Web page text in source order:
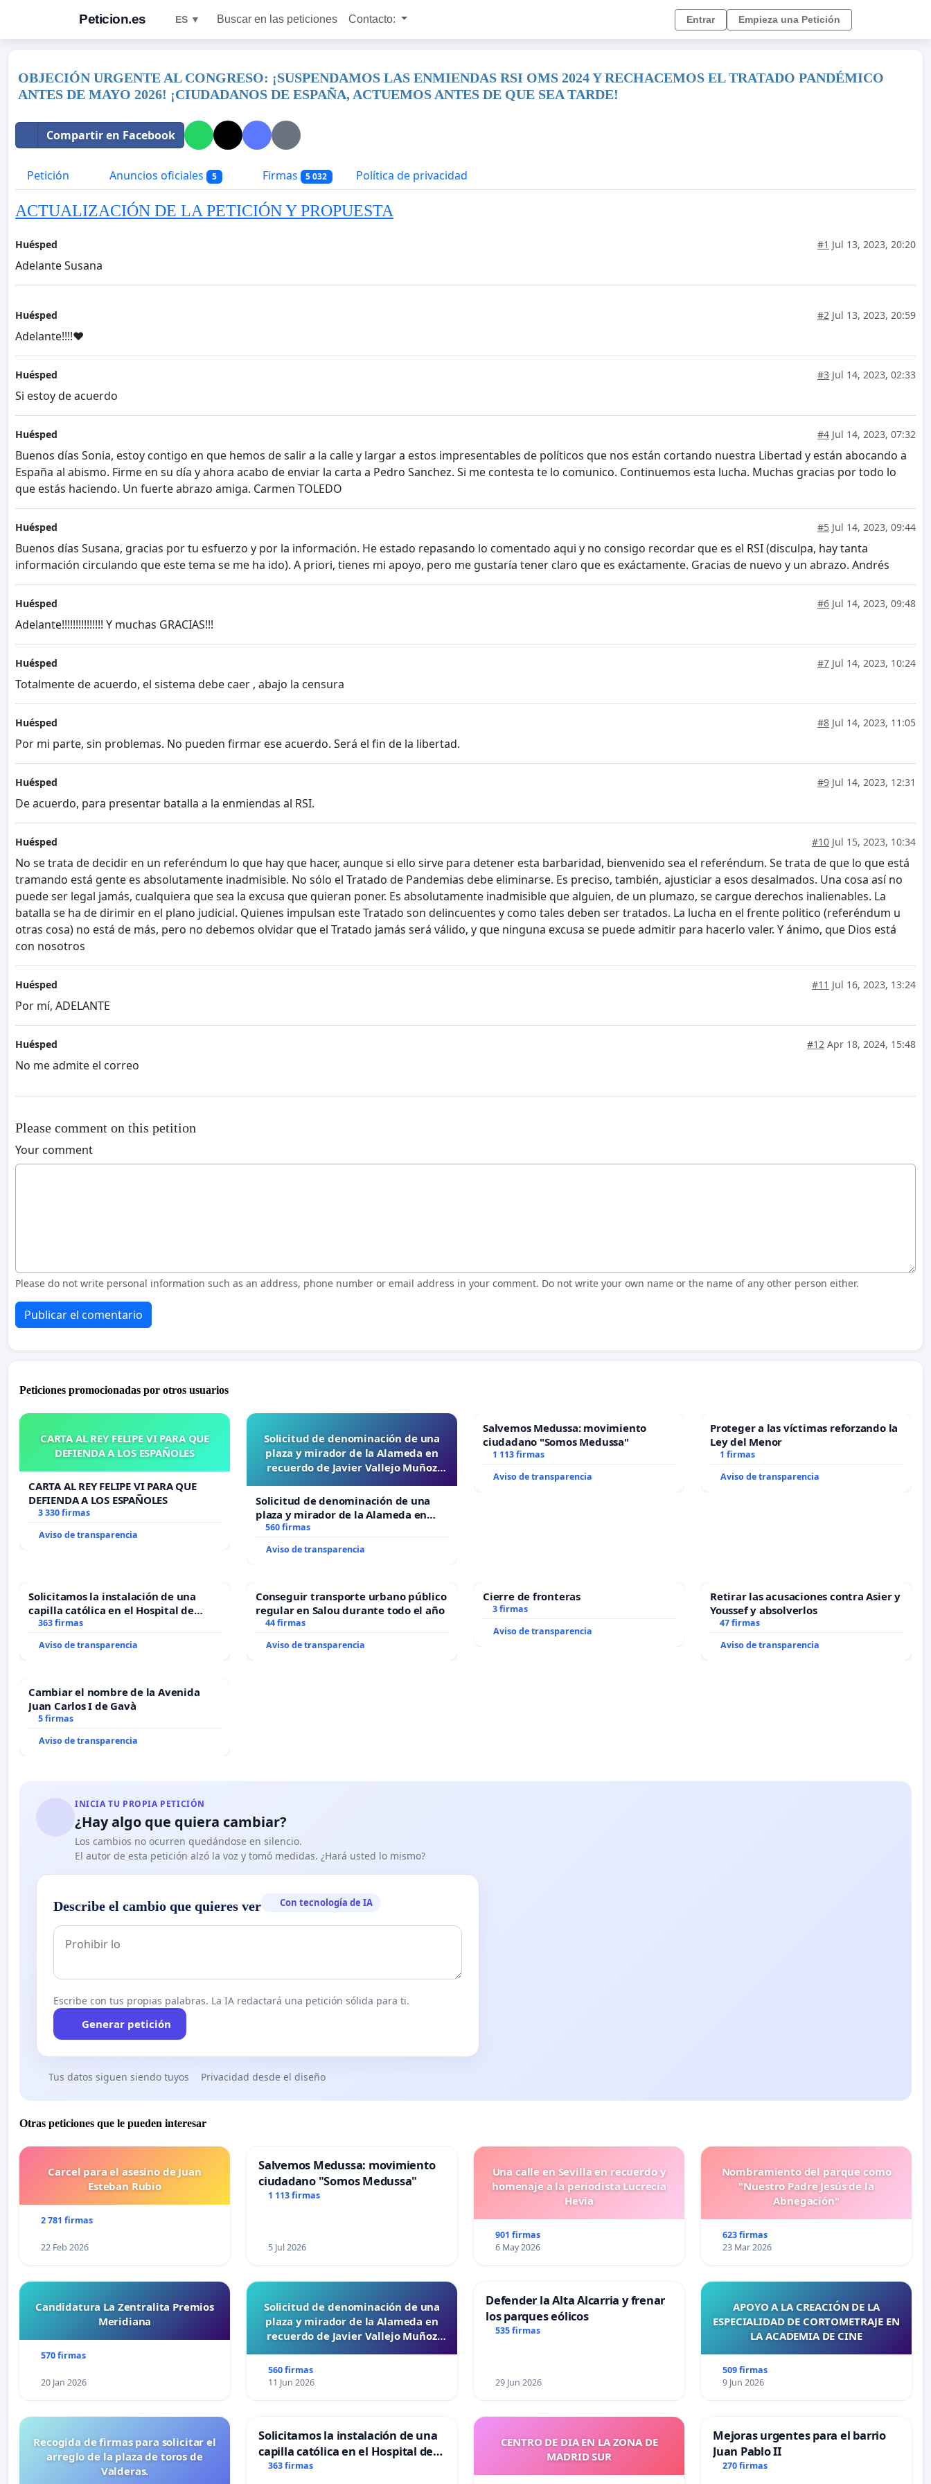
Peticion.es ES ▼ Buscar en las peticiones Contacto: Entrar Empieza una Petición
OBJECIÓN URGENTE AL CONGRESO: ¡SUSPENDAMOS LAS ENMIENDAS RSI OMS 2024 Y RECHACEMOS EL TRATADO PANDÉMICO
ANTES DE MAYO 2026! ¡CIUDADANOS DE ESPAÑA, ACTUEMOS ANTES DE QUE SEA TARDE!
Compartir en Facebook
Petición Anuncios oficiales 5 Firmas 5 032 Política de privacidad
ACTUALIZACIÓN DE LA PETICIÓN Y PROPUESTA
Huésped #1 Jul 13, 2023, 20:20
Adelante Susana
Huésped #2 Jul 13, 2023, 20:59
Adelante!!!!❤️
Huésped #3 Jul 14, 2023, 02:33
Si estoy de acuerdo
Huésped #4 Jul 14, 2023, 07:32
Buenos días Sonia, estoy contigo en que hemos de salir a la calle y largar a estos impresentables de políticos que nos están cortando nuestra Libertad y están abocando a
España al abismo. Firme en su día y ahora acabo de enviar la carta a Pedro Sanchez. Si me contesta te lo comunico. Continuemos esta lucha. Muchas gracias por todo lo
que estás haciendo. Un fuerte abrazo amiga. Carmen TOLEDO
Huésped #5 Jul 14, 2023, 09:44
Buenos días Susana, gracias por tu esfuerzo y por la información. He estado repasando lo comentado aqui y no consigo recordar que es el RSI (disculpa, hay tanta
información circulando que este tema se me ha ido). A priori, tienes mi apoyo, pero me gustaría tener claro que es exáctamente. Gracias de nuevo y un abrazo. Andrés
Huésped #6 Jul 14, 2023, 09:48
Adelante!!!!!!!!!!!!!!! Y muchas GRACIAS!!!
Huésped #7 Jul 14, 2023, 10:24
Totalmente de acuerdo, el sistema debe caer , abajo la censura
Huésped #8 Jul 14, 2023, 11:05
Por mi parte, sin problemas. No pueden firmar ese acuerdo. Será el fin de la libertad.
Huésped #9 Jul 14, 2023, 12:31
De acuerdo, para presentar batalla a la enmiendas al RSI.
Huésped #10 Jul 15, 2023, 10:34
No se trata de decidir en un referéndum lo que hay que hacer, aunque si ello sirve para detener esta barbaridad, bienvenido sea el referéndum. Se trata de que lo que está
tramando está gente es absolutamente inadmisible. No sólo el Tratado de Pandemias debe eliminarse. Es preciso, también, ajusticiar a esos desalmados. Una cosa así no
puede ser legal jamás, cualquiera que sea la excusa que quieran poner. Es absolutamente inadmisible que alguien, de un plumazo, se cargue derechos inalienables. La
batalla se ha de dirimir en el plano judicial. Quienes impulsan este Tratado son delincuentes y como tales deben ser tratados. La lucha en el frente politico (referéndum u
otras cosa) no está de más, pero no debemos olvidar que el Tratado jamás será válido, y que ninguna excusa se puede admitir para hacerlo valer. Y ánimo, que Dios está
con nosotros
Huésped #11 Jul 16, 2023, 13:24
Por mí, ADELANTE
Huésped #12 Apr 18, 2024, 15:48
No me admite el correo
Please comment on this petition
Your comment
Please do not write personal information such as an address, phone number or email address in your comment. Do not write your own name or the name of any other person either.
Publicar el comentario
Peticiones promocionadas por otros usuarios
CARTA AL REY FELIPE VI PARA QUE
DEFIENDA A LOS ESPAÑOLES
CARTA AL REY FELIPE VI PARA QUE
DEFIENDA A LOS ESPAÑOLES
3 330 firmas
Aviso de transparencia
Solicitud de denominación de una
plaza y mirador de la Alameda en
recuerdo de Javier Vallejo Muñoz
Solicitud de denominación de una
plaza y mirador de la Alameda en
recuerdo de Javier Vallejo Muñoz
560 firmas
Aviso de transparencia
Salvemos Medussa: movimiento
ciudadano "Somos Medussa"
1 113 firmas
Aviso de transparencia
Proteger a las víctimas reforzando la
Ley del Menor
1 firmas
Aviso de transparencia
Solicitamos la instalación de una
capilla católica en el Hospital de
Alcañiz
363 firmas
Aviso de transparencia
Conseguir transporte urbano público
regular en Salou durante todo el año
44 firmas
Aviso de transparencia
Cierre de fronteras
3 firmas
Aviso de transparencia
Retirar las acusaciones contra Asier y
Youssef y absolverlos
47 firmas
Aviso de transparencia
Cambiar el nombre de la Avenida
Juan Carlos I de Gavà
5 firmas
Aviso de transparencia
INICIA TU PROPIA PETICIÓN
¿Hay algo que quiera cambiar?
Los cambios no ocurren quedándose en silencio.
El autor de esta petición alzó la voz y tomó medidas. ¿Hará usted lo mismo?
Describe el cambio que quieres ver Con tecnología de IA
Escribe con tus propias palabras. La IA redactará una petición sólida para ti.
Generar petición
Tus datos siguen siendo tuyos Privacidad desde el diseño
Otras peticiones que le pueden interesar
Carcel para el asesino de Juan
Esteban Rubio
2 781 firmas
22 Feb 2026
Salvemos Medussa: movimiento
ciudadano "Somos Medussa"
1 113 firmas
5 Jul 2026
Una calle en Sevilla en recuerdo y
homenaje a la periodista Lucrecia
Hevia
901 firmas
6 May 2026
Nombramiento del parque como
"Nuestro Padre Jesús de la
Abnegación"
623 firmas
23 Mar 2026
Candidatura La Zentralita Premios
Meridiana
570 firmas
20 Jan 2026
Solicitud de denominación de una
plaza y mirador de la Alameda en
recuerdo de Javier Vallejo Muñoz
560 firmas
11 Jun 2026
Defender la Alta Alcarria y frenar
los parques eólicos
535 firmas
29 Jun 2026
APOYO A LA CREACIÓN DE LA
ESPECIALIDAD DE CORTOMETRAJE EN
LA ACADEMIA DE CINE
509 firmas
9 Jun 2026
Recogida de firmas para solicitar el
arreglo de la plaza de toros de
Valderas.
Solicitamos la instalación de una
capilla católica en el Hospital de
Alcañiz
363 firmas
CENTRO DE DIA EN LA ZONA DE
MADRID SUR
Mejoras urgentes para el barrio
Juan Pablo II
270 firmas